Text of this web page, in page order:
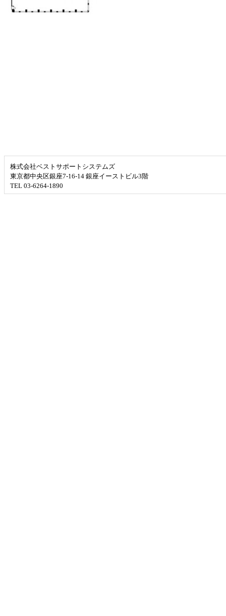
株式会社ベストサポートシステムズ
東京都中央区銀座7-16-14 銀座イーストビル3階
TEL 03-6264-1890